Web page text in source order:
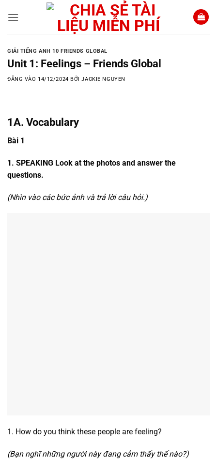
qua
GIẢI TIẾNG ANH 10 FRIENDS GLOBAL
Unit 1: Feelings – Friends Global
ĐĂNG VÀO 14/12/2024 BỞIJACKIE NGUYEN
1A. Vocabulary
Bài 1
1. SPEAKING Look at the photos and answer the
questions.
(Nhìn vào các bức ảnh và trả lời câu hỏi.)
1. How do you think these people are feeling?
(Bạn nghĩ những người này đang cảm thấy thế nào?)